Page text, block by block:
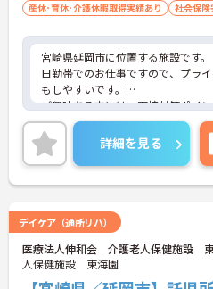
産休･育休･介護休暇取得実績あり
社会保険
宮崎県延岡市に位置する施設です。
日勤帯でのお仕事ですので、プラ
もしやすいです。
ご興味ある方には、面接対策ポイ
詳細をお話しいたしますのでお気
い！
詳細を見る
デイケア（通所リハ）
医療法人伸和会 介護老人保健施設
人保健施設 東海園